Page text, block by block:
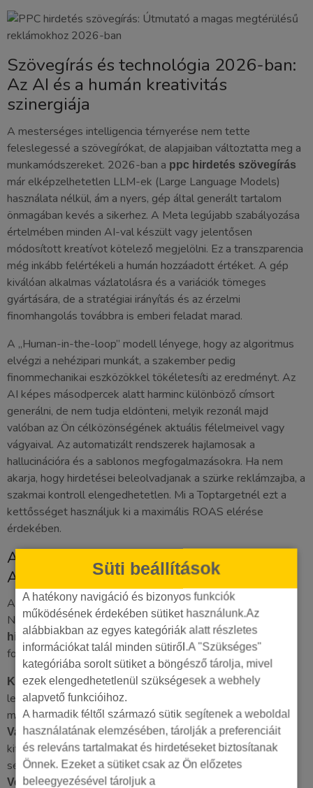
Süti beállítások
A hatékony navigáció és bizonyos funkciók
működésének érdekében sütiket használunk.Az
alábbiakban az egyes kategóriák alatt részletes
információkat talál minden sütiről.A "Szükséges"
kategóriába sorolt sütiket a böngésző tárolja, mivel
ezek elengedhetetlenül szükségesek a webhely
alapvető funkcióihoz.
A harmadik féltől származó sütik segítenek a weboldal
használatának elemzésében, tárolják a preferenciáit
és releváns tartalmakat és hirdetéseket biztosítanak
Önnek. Ezeket a sütiket csak az Ön előzetes
beleegyezésével tároljuk a
Szövegírás és technológia 2026-ban:
Az AI és a humán kreativitás
szinergiája
A mesterséges intelligencia térnyerése nem tette
feleslegessé a szövegírókat, de alapjaiban változtatta meg a
munkamódszereket. 2026-ban a ppc hirdetés szövegírás
már elképzelhetetlen LLM-ek (Large Language Models)
használata nélkül, ám a nyers, gép által generált tartalom
önmagában kevés a sikerhez. A Meta legújabb szabályozása
értelmében minden AI-val készült vagy jelentősen
módosított kreatívot kötelező megjelölni. Ez a transzparencia
még inkább felértékeli a humán hozzáadott értéket. A gép
kiválóan alkalmas vázlatolásra és a variációk tömeges
gyártására, de a stratégiai irányítás és az érzelmi
finomhangolás továbbra is emberi feladat marad.
A „Human-in-the-loop” modell lényege, hogy az algoritmus
elvégzi a nehézipari munkát, a szakember pedig
finommechanikai eszközökkel tökéletesíti az eredményt. Az
AI képes másodpercek alatt harminc különböző címsort
generálni, de nem tudja eldönteni, melyik rezonál majd
valóban az Ön célközönségének aktuális félelmeivel vagy
vágyaival. Az automatizált rendszerek hajlamosak a
hallucinációra és a sablonos megfogalmazásokra. Ha nem
akarja, hogy hirdetései beleolvadjanak a szürke reklámzajba, a
szakmai kontroll elengedhetetlen. Mi a Toptargetnél ezt a
kettősséget használjuk ki a maximális ROAS elérése
érdekében.
Adatvezérelt szövegírás: miből tanul az
AI?
Az AI hatékonysága a betáplált adatok minőségétől függ.
Nem elég egy egyszerű promptot írni. A sikeresppc
hirdetés szövegírásalapja a kontextus. Mi az alábbi
forrásokat használjuk az algoritmusok tanításához:
Konverziós statisztikák:Betápláljuk a korábbi kampányok
legjobban teljesítő szövegeit, hogy az AI értse a sikeres
mintázatokat.
Valós ügyfélvélemények:A vásárlók által használt
kifejezések és feltett kérdések beépítése a promptokba
segít a természetes hangvétel megőrzésében.
Versenytárs-elemzés:Algoritmusok segítségével